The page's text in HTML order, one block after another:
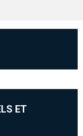
ET